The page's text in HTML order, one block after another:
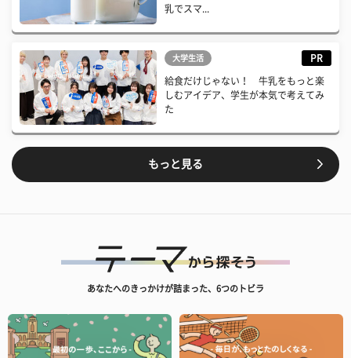
乳でスマ...
大学生活 PR
給食だけじゃない！ 牛乳をもっと楽
しむアイデア、学生が本気で考えてみ
た
もっと見る
あなたへのきっかけが詰まった、6つのトビラ